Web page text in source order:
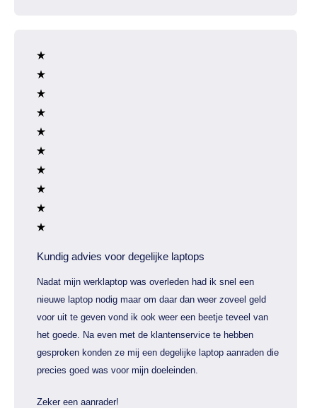
Kundig advies voor degelijke laptops
Nadat mijn werklaptop was overleden had ik snel een
nieuwe laptop nodig maar om daar dan weer zoveel geld
voor uit te geven vond ik ook weer een beetje teveel van
het goede. Na even met de klantenservice te hebben
gesproken konden ze mij een degelijke laptop aanraden die
precies goed was voor mijn doeleinden.
Zeker een aanrader!